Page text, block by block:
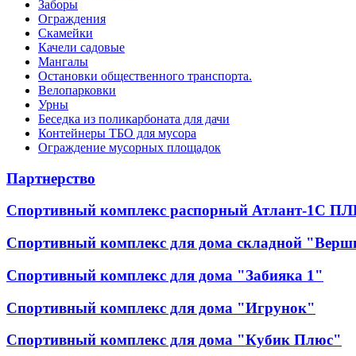
Заборы
Ограждения
Скамейки
Качели садовые
Мангалы
Остановки общественного транспорта.
Велопарковки
Урны
Беседка из поликарбоната для дачи
Контейнеры ТБО для мусора
Ограждение мусорных площадок
Партнерство
Спортивный комплекс распорный Атлант-1С
Спортивный комплекс для дома складной
Спортивный комплекс для дома "Забияка 1"
Спортивный комплекс для дома "Игрунок"
Спортивный комплекс для дома "Кубик Плюс"